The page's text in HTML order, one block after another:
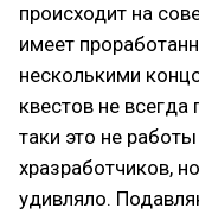
происходит на
имеет
несколькими
квестов не
таки это не
хразработчиков,
удивляло.